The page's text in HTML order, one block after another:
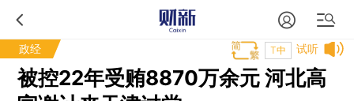
政经 试听
T中
被控22年受贿8870万余元 河北高